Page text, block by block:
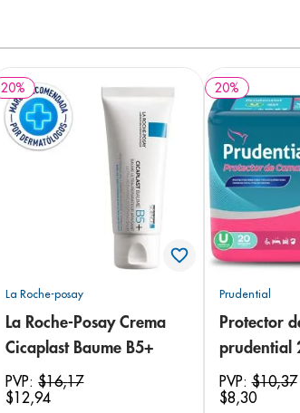
20%
La Roche-posay
La Roche-Posay Crema
Cicaplast Baume B5+
PVP:$16,17
$12,94
20%
Prudential
Protector
prudential
PVP:$10,37
$8,30